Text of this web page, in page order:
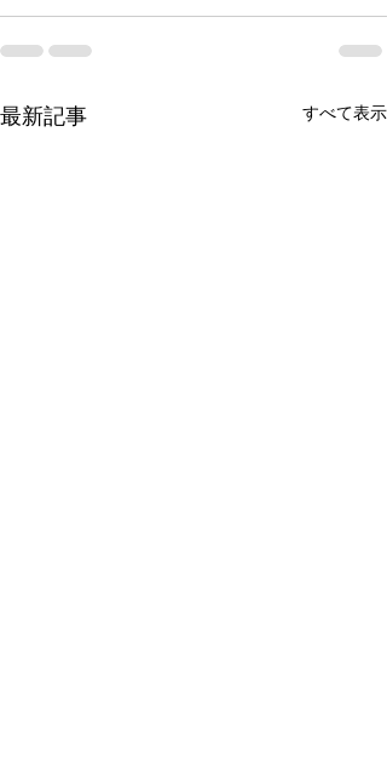
最新記事 すべて表示